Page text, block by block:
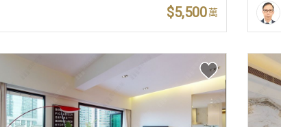
$5,500萬